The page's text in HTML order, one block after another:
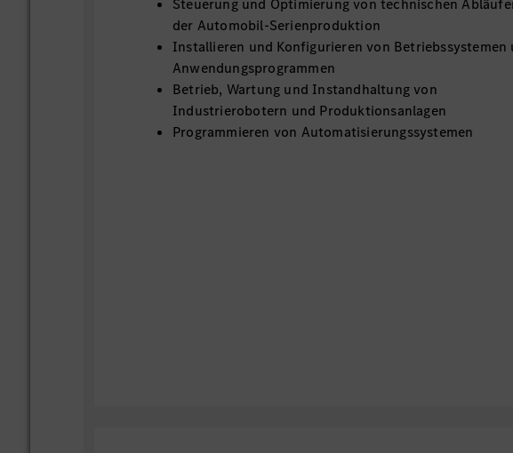
Steuerung und Optimierung von technischen
der Automobil-Serienproduktion
Installieren und Konfigurieren von Betriebssystemen
Anwendungsprogrammen
Betrieb, Wartung und Instandhaltung von
Industrierobotern und Produktionsanlagen
Programmieren von Automatisierungssystemen